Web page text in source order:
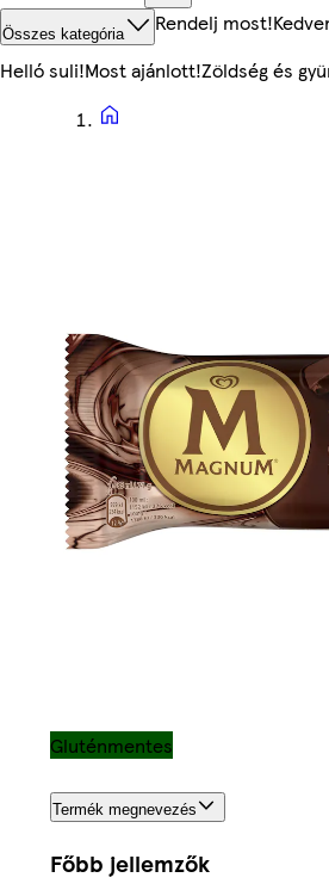
Összes kategória Rendelj most!
Helló suli!Most ajánlott!Zöldség és
Gluténmentes
Termék megnevezés
Főbb jellemzők